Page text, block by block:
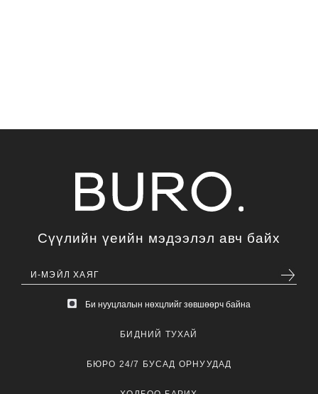
Сүүлийн үеийн мэдээлэл авч байх
Би нууцлалын нөхцлийг зөвшөөрч байна
БИДНИЙ ТУХАЙ
БЮРО 24/7 БУСАД ОРНУУДАД